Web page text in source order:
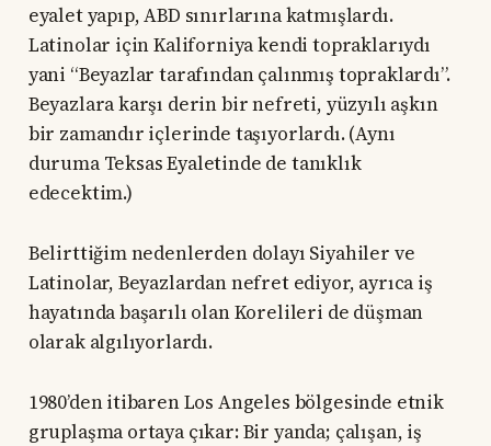
eyalet yapıp, ABD sınırlarına katmışlardı.
Latinolar için Kaliforniya kendi topraklarıydı
yani “Beyazlar tarafından çalınmış topraklardı”.
Beyazlara karşı derin bir nefreti, yüzyılı aşkın
bir zamandır içlerinde taşıyorlardı. (Aynı
duruma Teksas Eyaletinde de tanıklık
edecektim.)
Belirttiğim nedenlerden dolayı Siyahiler ve
Latinolar, Beyazlardan nefret ediyor, ayrıca iş
hayatında başarılı olan Korelileri de düşman
olarak algılıyorlardı.
1980’den itibaren Los Angeles bölgesinde etnik
gruplaşma ortaya çıkar: Bir yanda; çalışan, iş